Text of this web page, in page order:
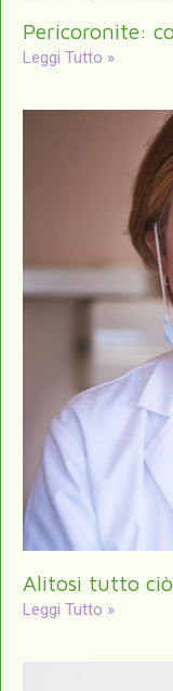
Pericoronite:
Leggi Tutto »
Alitosi tutto ciò
Leggi Tutto »